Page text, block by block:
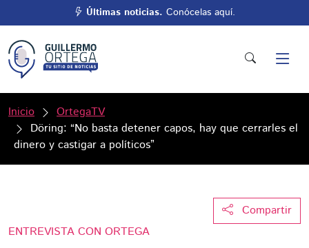
Últimas noticias. Conócelas aquí.
Inicio
OrtegaTV
Döring: “No basta detener capos, hay que cerrarles el
dinero y castigar a políticos”
Compartir
ENTREVISTA CON ORTEGA